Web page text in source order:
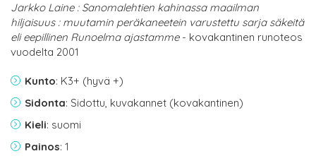
Jarkko Laine : Sanomalehtien kahinassa maailman
hiljaisuus : muutamin peräkaneetein varustettu sarja säkeitä
eli eepillinen Runoelma ajastamme- kovakantinen runoteos
vuodelta 2001
Kunto: K3+ (hyvä +)
Sidonta: Sidottu, kuvakannet (kovakantinen)
Kieli: suomi
Painos: 1